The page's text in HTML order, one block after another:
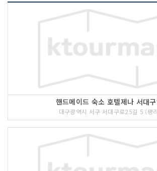
핸드메이드 숙소 호텔제나 서대
대구광역시 서구 서대구로25길 5 (평